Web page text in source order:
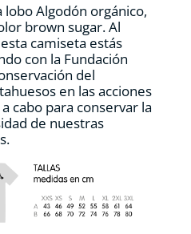
página
de
producto
lobo Algodón orgánico,
brown sugar.Al
camiseta estás
con la Fundación
del
en las acciones
cabo para conservar la
de nuestras